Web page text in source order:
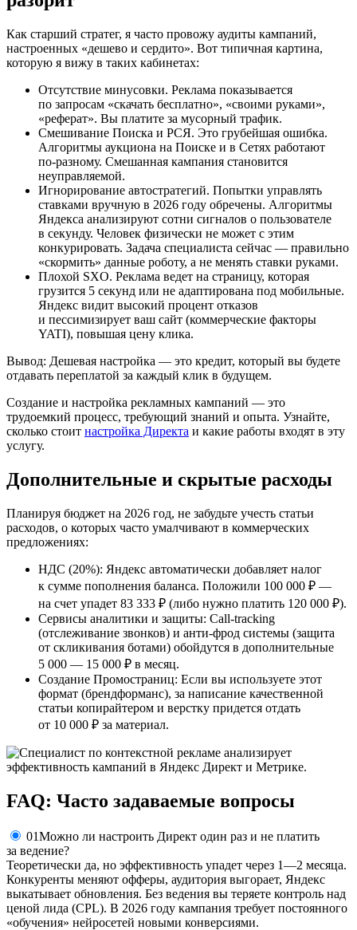
Как старший стратег, я часто провожу аудиты кампаний,
настроенных «дешево и сердито». Вот типичная картина,
которую я вижу в таких кабинетах:
Отсутствие минусовки. Реклама показывается
по запросам «скачать бесплатно», «своими руками»,
«реферат». Вы платите за мусорный трафик.
Смешивание Поиска и РСЯ. Это грубейшая ошибка.
Алгоритмы аукциона на Поиске и в Сетях работают
по‑разному. Смешанная кампания становится
неуправляемой.
Игнорирование автостратегий. Попытки управлять
ставками вручную в 2026 году обречены. Алгоритмы
Яндекса анализируют сотни сигналов о пользователе
в секунду. Человек физически не может с этим
конкурировать. Задача специалиста сейчас — правильно
«скормить» данные роботу, а не менять ставки руками.
Плохой SXO. Реклама ведет на страницу, которая
грузится 5 секунд или не адаптирована под мобильные.
Яндекс видит высокий процент отказов
и пессимизирует ваш сайт (коммерческие факторы
YATI), повышая цену клика.
Вывод: Дешевая настройка — это кредит, который вы будете
отдавать переплатой за каждый клик в будущем.
Создание и настройка рекламных кампаний — это
трудоемкий процесс, требующий знаний и опыта. Узнайте,
сколько стоит настройка Директа и какие работы входят в эту
услугу.
Дополнительные и скрытые расходы
Планируя бюджет на 2026 год, не забудьте учесть статьи
расходов, о которых часто умалчивают в коммерческих
предложениях:
НДС (20%): Яндекс автоматически добавляет налог
к сумме пополнения баланса. Положили 100 000 ₽ —
на счет упадет 83 333 ₽ (либо нужно платить 120 000 ₽).
Сервисы аналитики и защиты: Call‑tracking
(отслеживание звонков) и анти‑фрод системы (защита
от скликивания ботами) обойдутся в дополнительные
5 000 — 15 000 ₽ в месяц.
Создание Промостраниц: Если вы используете этот
формат (брендформанс), за написание качественной
статьи копирайтером и верстку придется отдать
от 10 000 ₽ за материал.
FAQ: Часто задаваемые вопросы
01Можно ли настроить Директ один раз и не платить
за ведение?
Теоретически да, но эффективность упадет через 1—2 месяца.
Конкуренты меняют офферы, аудитория выгорает, Яндекс
выкатывает обновления. Без ведения вы теряете контроль над
ценой лида (CPL). В 2026 году кампания требует постоянного
«обучения» нейросетей новыми конверсиями.